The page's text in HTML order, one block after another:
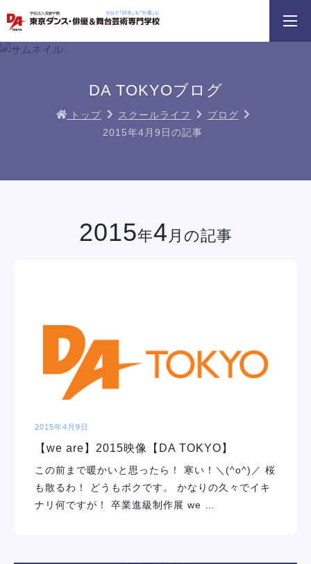
学科・専攻 資料請求 オープンキャンパス
DA TOKYOブログ
トップ スクールライフ
ブログ
2015年4月9日の記事
2015年4 月の記事
2015年4月9日
【we are】2015映像【DA TOKYO】
この前まで暖かいと思ったら！ 寒い！＼(^o^)／ 桜
も散るわ！ どうもボクです。 かなりの久々でイキ
ナリ何ですが！ 卒業進級制作展 we …
学校紹介
学科・専攻
就職・デビュー